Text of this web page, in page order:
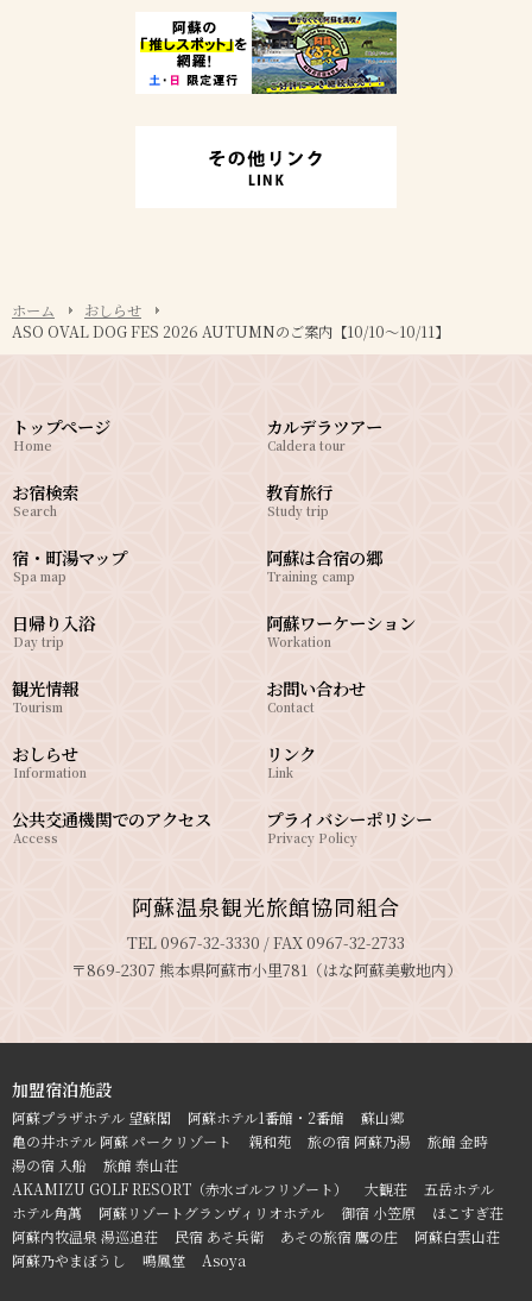
ホーム
おしらせ
ASO OVAL DOG FES 2026 AUTUMNのご案内【10/10～10/11】
トップページ
Home
お宿検索
Search
宿・町湯マップ
Spa map
日帰り入浴
Day trip
カルデラツアー
Caldera tour
教育旅行
Study trip
阿蘇は合宿の郷
Training camp
阿蘇ワーケーション
Workation
観光情報
Tourism
おしらせ
Information
公共交通機関でのアクセス
Access
お問い合わせ
Contact
リンク
Link
プライバシーポリシー
Privacy Policy
阿蘇温泉観光旅館協同組合
TEL 0967-32-3330 / FAX 0967-32-2733
〒869-2307 熊本県阿蘇市小里781（はな阿蘇美敷地内）
加盟宿泊施設
阿蘇プラザホテル 望蘇閣 阿蘇ホテル1番館・2番館
蘇山郷
亀の井ホテル 阿蘇 パークリゾート
親和苑 旅の宿 阿蘇乃湯
旅館 金時
湯の宿 入船
旅館 泰山荘
AKAMIZU GOLF RESORT（赤水ゴルフリゾート）
大観荘
五岳ホテル
ホテル角萬
阿蘇リゾートグランヴィリオホテル 御宿 小笠原
ほこすぎ荘
阿蘇内牧温泉 湯巡追荘
民宿 あそ兵衛 あその旅宿 鷹の庄
阿蘇白雲山荘
阿蘇乃やまぼうし
鳴鳳堂 Asoya